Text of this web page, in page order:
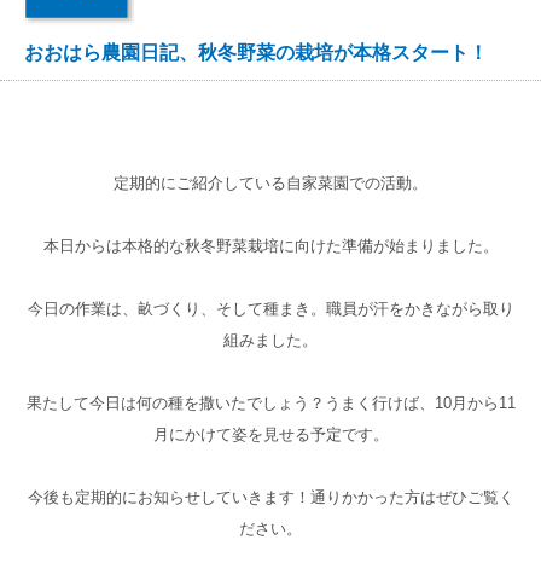
社会貢献活動
高齢者介護施設
食へのこだわり
広報誌
メディア掲載一覧
友達追加
京都近衛 リハ病院
八瀬大原Ⅰ番館
おおはら農園日記、秋冬野菜の栽培が本格スタート！
定期的にご紹介している自家菜園での活動。
本日からは本格的な秋冬野菜栽培に向けた準備が始まりました。
今日の作業は、畝づくり、そして種まき。職員が汗をかきながら取り
組みました。
果たして今日は何の種を撒いたでしょう？うまく行けば、10月から11
月にかけて姿を見せる予定です。
今後も定期的にお知らせしていきます！通りかかった方はぜひご覧く
ださい。